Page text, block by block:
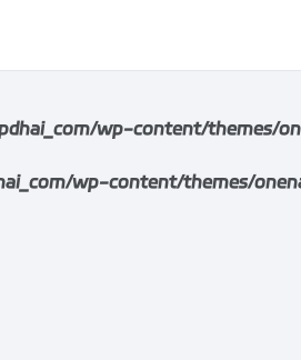
wp-content/themes/
wp-content/themes/